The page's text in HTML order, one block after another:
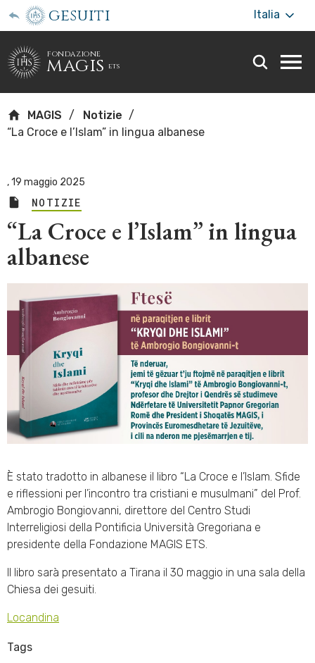
gesuiti Italia
fondazione
magis ets
MAGIS
Notizie
“La Croce e l’Islam” in lingua albanese
,19 maggio 2025
NOTIZIE
“La Croce e l’Islam” in lingua
albanese
È stato tradotto in albanese il libro “La Croce e l’Islam. Sfide
e riflessioni per l’incontro tra cristiani e musulmani” del Prof.
Ambrogio Bongiovanni, direttore del Centro Studi
Interreligiosi della Pontificia Università Gregoriana e
presidente della Fondazione MAGIS ETS.
Il libro sarà presentato a Tirana il 30 maggio in una sala della
Chiesa dei gesuiti.
Locandina
Tags